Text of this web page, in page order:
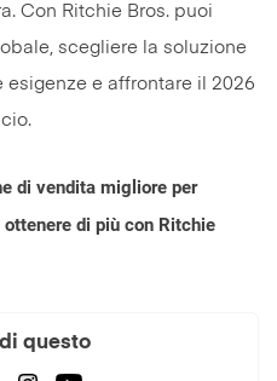
Con Ritchie Bros. puoi
scegliere la soluzione
e affrontare il 2026
di vendita migliore per
di più con Ritchie
questo